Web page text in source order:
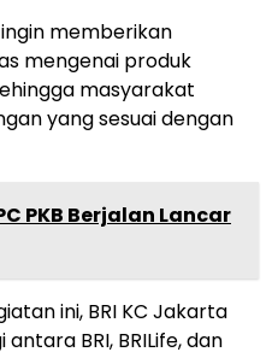
ingin memberikan
mengenai produk
masyarakat
yang sesuai dengan
PKB Berjalan Lancar
ini, BRI KC Jakarta
BRI, BRILife, dan